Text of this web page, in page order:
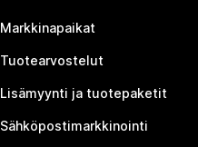
Markkinapaikat
Tuotearvostelut
Lisämyynti ja tuotepaketit
Sähköpostimarkkinointi